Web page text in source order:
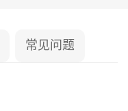
常见问题